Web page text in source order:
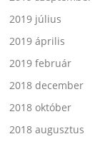
2019 július
2019 április
2019 február
2018 december
2018 október
2018 augusztus